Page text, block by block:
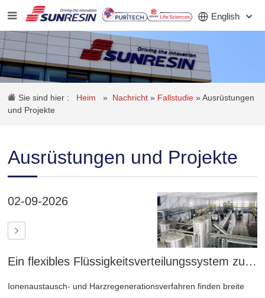
English
UNTERNEHMEN
INVESTOREN
KONTAKT
Sie sind hier : Heim » Nachricht» Fallstudie»Ausrüstungen
und Projekte
Ausrüstungen und Projekte
02-09-2026
Ein flexibles Flüssigkeitsverteilungssystem zur Verbesserung der Effizienz von Ionenaustausch und Harzregeneration
Ionenaustausch- und Harzregenerationsverfahren finden breite